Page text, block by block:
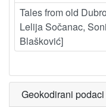
Tales from old
Lelija Sočanac,
Blašković]
Geokodirani podaci